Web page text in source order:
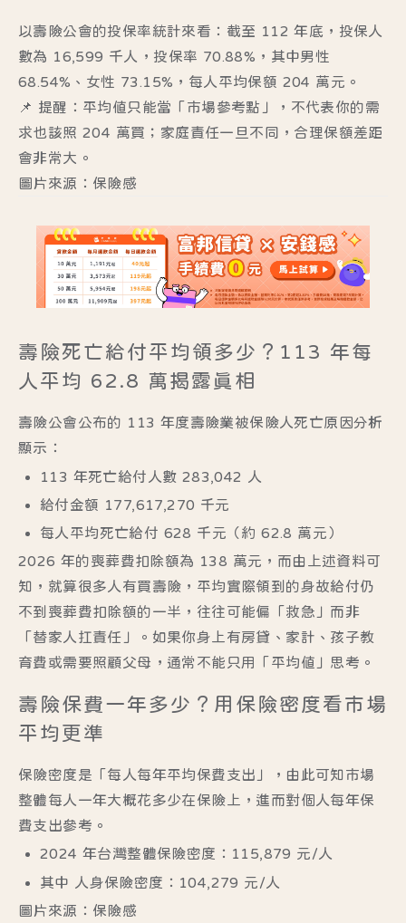
以壽險公會的投保率統計來看：截至 112 年底，投保人
數為 16,599 千人，投保率 70.88%，其中男性
68.54%、女性 73.15%， 每人平均保額 204 萬元 。
📌 提醒：平均值只能當「市場參考點」，不代表你的需
求也該照 204 萬買；家庭責任一旦不同，合理保額差距
會非常大。
圖片來源：保險感
壽險死亡給付平均領多少？113 年每
人平均 62.8 萬揭露真相
壽險公會公布的 113 年度壽險業被保險人死亡原因分析
顯示：
113 年死亡給付人數 283,042 人
給付金額 177,617,270 千元
每人平均死亡給付 628 千元（約 62.8 萬元）
2026 年的喪葬費扣除額為 138 萬元，而由上述資料可
知，就算很多人有買壽險，平均實際領到的身故給付仍
不到喪葬費扣除額的一半，往往可能偏「救急」而非
「替家人扛責任」。如果你身上有房貸、家計、孩子教
育費或需要照顧父母，通常不能只用「平均值」思考。
壽險保費一年多少？用保險密度看市場
平均更準
保險密度是「每人每年平均保費支出」，由此可知市場
整體每人一年大概花多少在保險上，進而對個人每年保
費支出參考。
2024 年台灣整體保險密度：115,879 元/人
其中
人身保險密度：104,279 元/人
圖片來源：保險感